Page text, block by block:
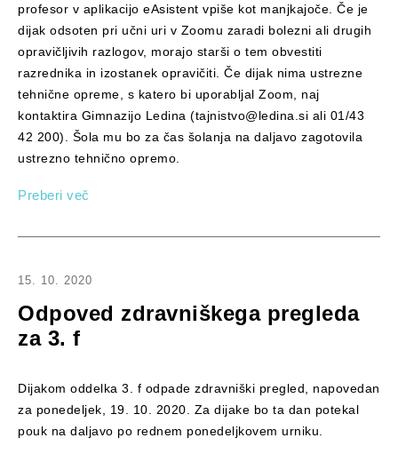
profesor v aplikacijo eAsistent vpiše kot manjkajoče. Če je
dijak odsoten pri učni uri v Zoomu zaradi bolezni ali drugih
opravičljivih razlogov, morajo starši o tem obvestiti
razrednika in izostanek opravičiti. Če dijak nima ustrezne
tehnične opreme, s katero bi uporabljal Zoom, naj
kontaktira Gimnazijo Ledina (tajnistvo@ledina.si ali 01/43
42 200). Šola mu bo za čas šolanja na daljavo zagotovila
ustrezno tehnično opremo.
Preberi več
15. 10. 2020
Odpoved zdravniškega pregleda
za 3. f
Dijakom oddelka 3. f odpade zdravniški pregled, napovedan
za ponedeljek, 19. 10. 2020. Za dijake bo ta dan potekal
pouk na daljavo po rednem ponedeljkovem urniku.